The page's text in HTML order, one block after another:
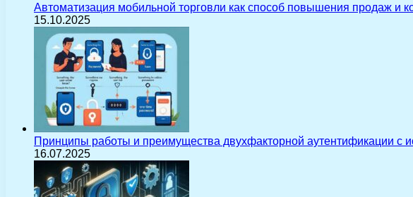
Автоматизация мобильной торговли как способ повышения продаж и
15.10.2025
Принципы работы и преимущества двухфакторной аутентификации с
16.07.2025